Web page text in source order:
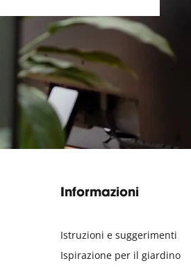
Informazioni
Istruzioni e suggerimenti
Ispirazione per il giardino